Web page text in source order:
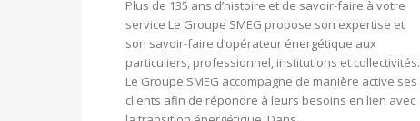
Plus de 135 ans d’histoire et de savoir-faire à votre
service Le Groupe SMEG propose son expertise et
son savoir-faire d’opérateur énergétique aux
particuliers, professionnel, institutions et collectivités.
Le Groupe SMEG accompagne de manière active ses
clients afin de répondre à leurs besoins en lien avec